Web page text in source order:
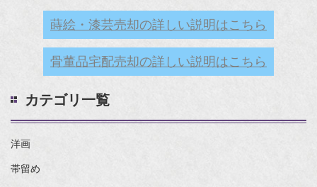
蒔絵・漆芸売却の詳しい説明はこちら
骨董品宅配売却の詳しい説明はこちら
カテゴリ一覧
洋画
帯留め